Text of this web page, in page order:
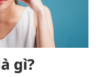
gì?